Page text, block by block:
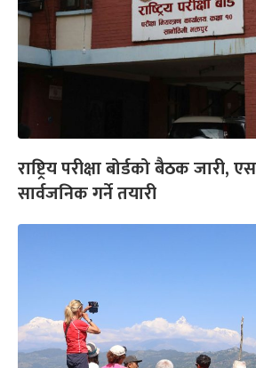
राष्ट्रिय परीक्षा बोर्डको बैठक जारी,
सार्वजनिक गर्ने तयारी